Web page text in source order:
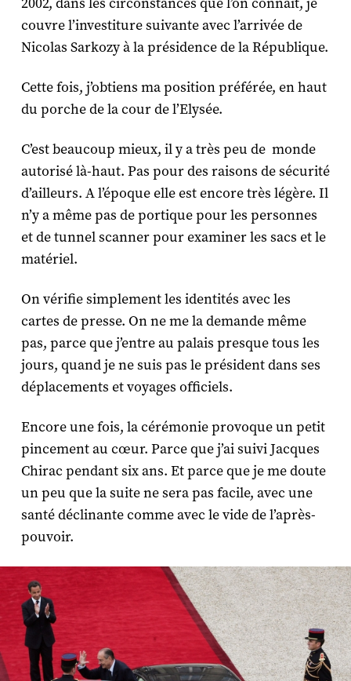
couvre l’investiture suivante avec l’arrivée de
Nicolas Sarkozy à la présidence de la République.
Cette fois, j’obtiens ma position préférée, en haut
du porche de la cour de l’Elysée.
C’est beaucoup mieux, il y a très peu de monde
autorisé là-haut. Pas pour des raisons de sécurité
d’ailleurs. A l’époque elle est encore très légère. Il
n’y a même pas de portique pour les personnes
et de tunnel scanner pour examiner les sacs et le
matériel.
On vérifie simplement les identités avec les
cartes de presse. On ne me la demande même
pas, parce que j’entre au palais presque tous les
jours, quand je ne suis pas le président dans ses
déplacements et voyages officiels.
Encore une fois, la cérémonie provoque un petit
pincement au cœur. Parce que j’ai suivi Jacques
Chirac pendant six ans. Et parce que je me doute
un peu que la suite ne sera pas facile, avec une
santé déclinante comme avec le vide de l’après-
pouvoir.